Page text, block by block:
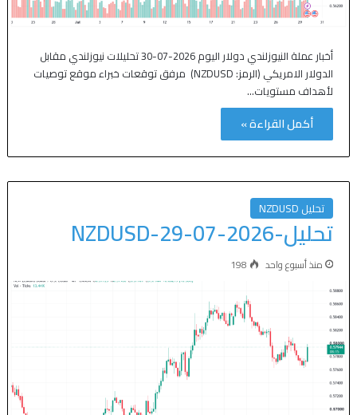
أخبار عملة النيوزلندي دولار اليوم 2026-07-30 تحليلات نيوزلندي مقابل
الدولار الامريكي (الرمز: NZDUSD) مرفق توقعات خبراء موقع توصيات
لأهداف مستويات…
أكمل القراءة »
تحليل NZDUSD
تحليل-NZDUSD-29-07-2026
منذ أسبوع واحد 198